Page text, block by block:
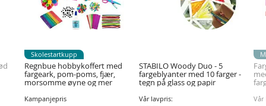
Regnbue hobbykoffert med
fargeark, pom-poms, fjær,
morsomme øyne og mer
Kampanjepris
Skolestartkupp
STABILO Woody Duo - 5
fargeblyanter med 10 farger -
tegn på glass og papir
Vår lavpris: Vår